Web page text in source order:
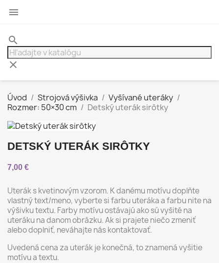

search
clear
Úvod Strojová výšivka
Vyšívané uteráky
Rozmer: 50×30 cm
Detský uterák sirôtky
DETSKÝ UTERÁK SIRÔTKY
7,00 €
Uterák s kvetinovým vzorom. K danému motívu doplňte
vlastný text/meno, vyberte si farbu uteráka a farbu nite na
výšivku textu. Farby motívu ostávajú ako sú vyšité na
uteráku na danom obrázku. Ak si prajete niečo zmeniť
alebo doplniť, neváhajte nás kontaktovať.
Uvedená cena za uterák je konečná, to znamená vyšitie
motívu a textu.